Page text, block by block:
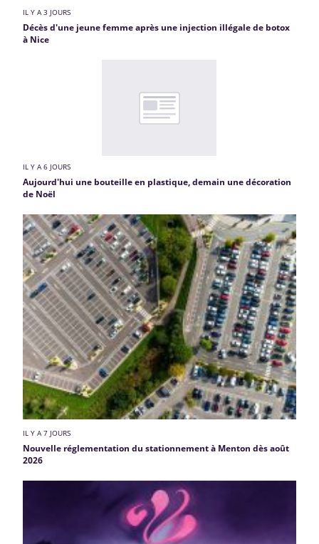
IL Y A 3 JOURS
Décès d'une jeune femme après une injection illégale de botox
à Nice
IL Y A 6 JOURS
Aujourd'hui une bouteille en plastique, demain une décoration
de Noël
IL Y A 7 JOURS
Nouvelle réglementation du stationnement à Menton dès août
2026